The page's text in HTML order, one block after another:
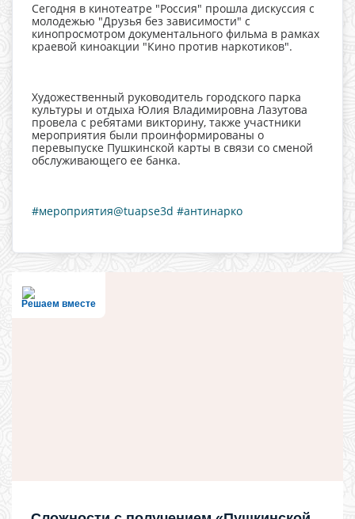
Сегодня в кинотеатре "Россия" прошла дискуссия с
молодежью "Друзья без зависимости" с
кинопросмотром документального фильма в рамках
краевой киноакции "Кино против наркотиков".
Художественный руководитель городского парка
культуры и отдыха Юлия Владимировна Лазутова
провела с ребятами викторину, также участники
мероприятия были проинформированы о
перевыпуске Пушкинской карты в связи со сменой
обслуживающего ее банка.
#мероприятия@tuapse3d #антинарко
Решаем вместе